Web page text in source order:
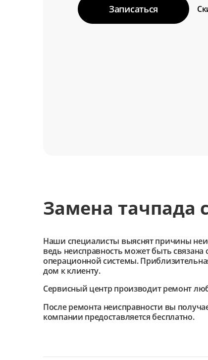
Записаться
Замена тачпада
Наши специалисты выяснят причины
ведь неисправность может быть
операционной системы.
дом к клиенту.
Сервисный центрпроизводит ремонт
После ремонта неисправности вы
компании предоставляется бесплатно.